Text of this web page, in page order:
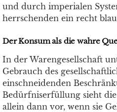
und durch imperialen
herrschenden ein recht
Der Konsum als die wahre
In der Warengesellschaft
Gebrauch des
einschneidenden
Bedürfniserfüllung sieht
allein dann vor, wenn sie